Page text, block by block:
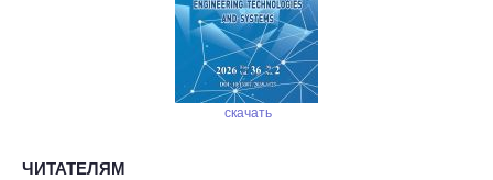
скачать
ЧИТАТЕЛЯМ